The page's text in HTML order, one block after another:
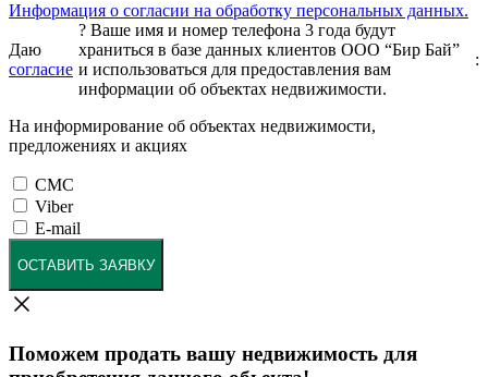
Информация о согласии на обработку персональных данных.
Даю
согласие
? Ваше имя и номер телефона 3 года будут
храниться в базе данных клиентов ООО “Бир Бай”
и использоваться для предоставления вам
информации об объектах недвижимости.
:
На информирование об объектах недвижимости,
предложениях и акциях
СМС
Viber
E-mail
ОСТАВИТЬ ЗАЯВКУ
Поможем продать вашу недвижимость для